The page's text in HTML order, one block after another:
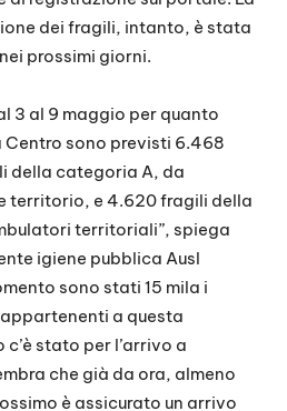
dei fragili, intanto, è stata
prossimi giorni.
3 al 9 maggio per quanto
Centro sono previsti 6.468
della categoria A, da
territorio, e 4.620 fragili della
territoriali”, spiega
igiene pubblica Ausl
sono stati 15 mila i
a questa
stato per l’arrivo a
che già da ora, almeno
è assicurato un arrivo